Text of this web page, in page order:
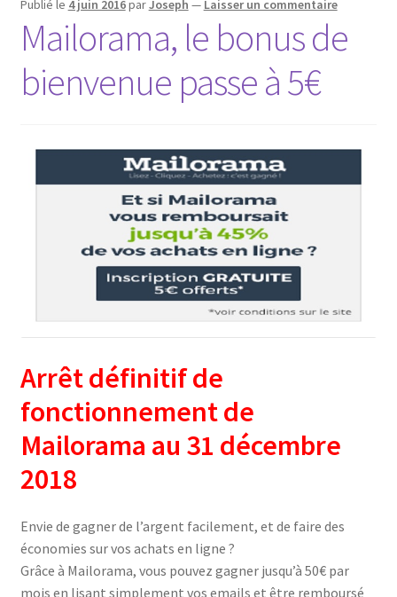
Publié le 4 juin 2016parJoseph — Laisser un commentaire
Mailorama, le bonus de
bienvenue passe à 5€
Arrêt définitif de
fonctionnement de
Mailorama au 31 décembre
2018
Envie de gagner de l’argent facilement, et de faire des
économies sur vos achats en ligne ?
Grâce à Mailorama, vous pouvez gagner jusqu’à 50€ par
mois en lisant simplement vos emails et être remboursé